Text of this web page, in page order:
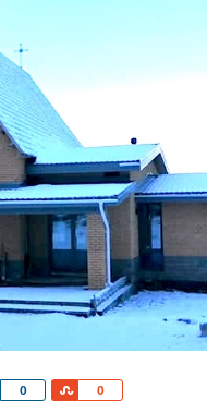
0
Share 0
Share